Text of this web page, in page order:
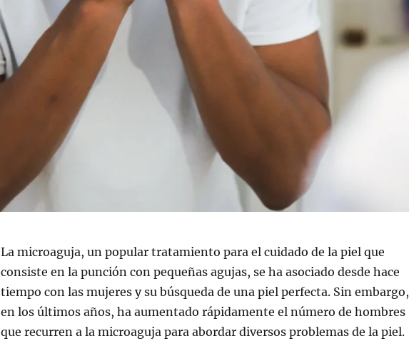
La microaguja, un popular tratamiento para el cuidado de la piel que
consiste en la punción con pequeñas agujas, se ha asociado desde hace
tiempo con las mujeres y su búsqueda de una piel perfecta. Sin embargo,
en los últimos años, ha aumentado rápidamente el número de hombres
que recurren a la microaguja para abordar diversos problemas de la piel.